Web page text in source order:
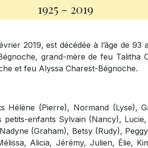
1925 - 2019
2019, est décédée à l’âge de 93
grand-mère de feu Talitha
et feu Alyssa Charest-Bégnoche.
Hélène (Pierre), Normand (Lyse),
enfants Sylvain (Nancy),
(Graham), Betsy (Rudy),
Alicia, Jérémy, Julien, Élie,